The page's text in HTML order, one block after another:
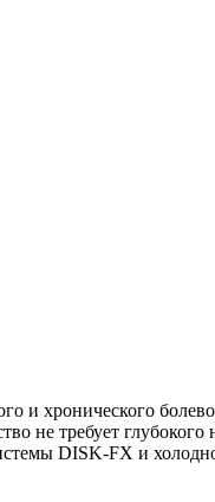
и хронического
не требует глубокого
DISK-FX и